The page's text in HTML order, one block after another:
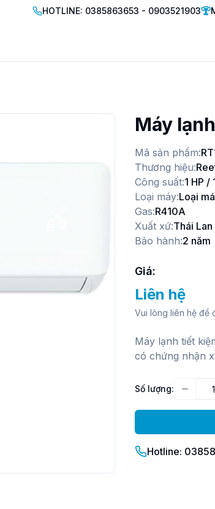
HOTLINE: 0385863653 - 0903521903
Máy
Mã sản phẩm:
Thương hiệu:
Công suất:1 HP /
Loại máy:Loại
Gas:R410A
Xuất xứ:Thái Lan
Bảo hành:2 năm
Giá:
Liên hệ
Vui lòng liên hệ để
Máy lạnh tiết
có chứng nhận
Số lượng:
Hotline: